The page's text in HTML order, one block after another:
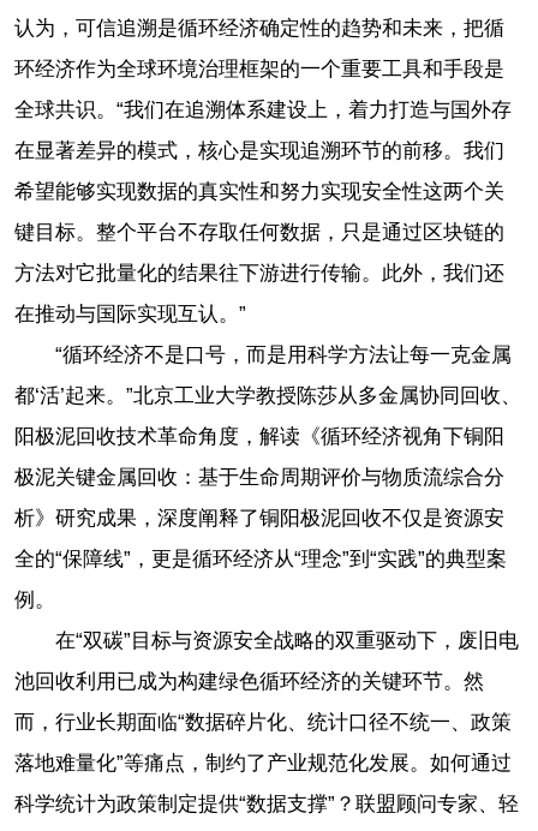
认为，可信追溯是循环经济确定性的趋势和未来，把循
环经济作为全球环境治理框架的一个重要工具和手段是
全球共识。“我们在追溯体系建设上，着力打造与国外存
在显著差异的模式，核心是实现追溯环节的前移。我们
希望能够实现数据的真实性和努力实现安全性这两个关
键目标。整个平台不存取任何数据，只是通过区块链的
方法对它批量化的结果往下游进行传输。此外，我们还
在推动与国际实现互认。”
“循环经济不是口号，而是用科学方法让每一克金属
都‘活’起来。”北京工业大学教授陈莎从多金属协同回收、
阳极泥回收技术革命角度，解读《循环经济视角下铜阳
极泥关键金属回收：基于生命周期评价与物质流综合分
析》研究成果，深度阐释了铜阳极泥回收不仅是资源安
全的“保障线”，更是循环经济从“理念”到“实践”的典型案
例。
在“双碳”目标与资源安全战略的双重驱动下，废旧电
池回收利用已成为构建绿色循环经济的关键环节。然
而，行业长期面临“数据碎片化、统计口径不统一、政策
落地难量化”等痛点，制约了产业规范化发展。如何通过
科学统计为政策制定提供“数据支撑”？联盟顾问专家、轻